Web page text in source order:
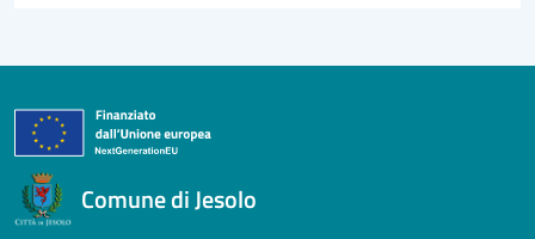
Comune di Jesolo